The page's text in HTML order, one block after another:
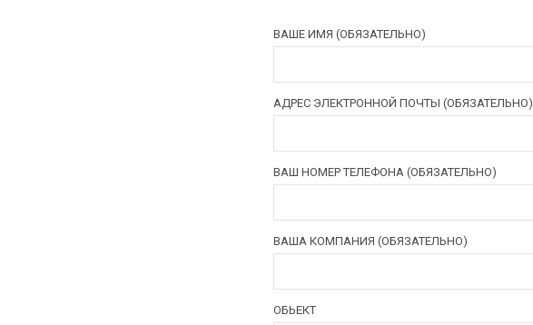
ВАШЕ ИМЯ (ОБЯЗАТЕЛЬНО)
АДРЕС ЭЛЕКТРОННОЙ ПОЧТЫ (ОБЯЗАТЕЛЬНО)
ВАШ НОМЕР ТЕЛЕФОНА (ОБЯЗАТЕЛЬНО)
ВАША КОМПАНИЯ (ОБЯЗАТЕЛЬНО)
ОБЬЕКТ